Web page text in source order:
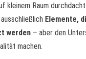
kleinem Raum
Elemente,
werden – aber den
machen.